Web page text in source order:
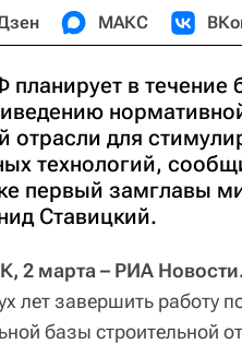
МАКС
в течение
отрасли для
технологий,
первый замглавы
Ставицкий.
2 марта – РИА
лет завершить работу
базы строительной